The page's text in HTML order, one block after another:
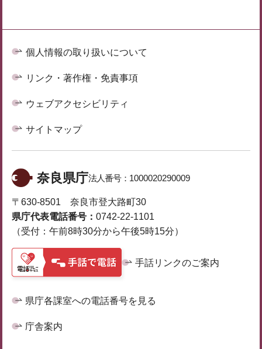
個人情報の取り扱いについて
リンク・著作権・免責事項
ウェブアクセシビリティ
サイトマップ
奈良県庁法人番号： 1000020290009
〒630-8501 奈良市登大路町30
県庁代表電話番号： 0742-22-1101
（受付：午前8時30分から午後5時15分）
手話リンクのご案内
県庁各課室への電話番号を見る
庁舎案内